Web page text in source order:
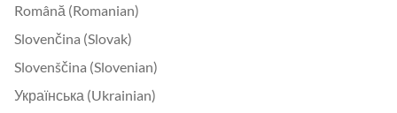
Română (Romanian)
Slovenčina (Slovak)
Slovenščina (Slovenian)
Українська (Ukrainian)